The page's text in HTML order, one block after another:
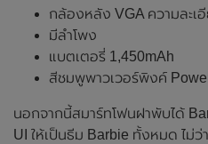
กล้องหลัง VGA ความละเ
มีลำโพง
แบตเตอรี่ 1,450mAh
สีชมพูพาวเวอร์พิงค์
นอกจากนี้สมาร์ทโฟนฝาพับได้
UI ให้เป็นธีม Barbie ทั้งหมด ไม่ว่